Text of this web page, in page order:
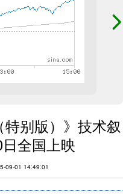
别版）》技术叙
全国上映
09-01 14:49:01